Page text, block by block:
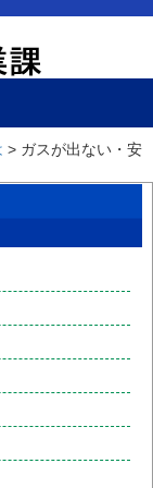
> ガスが出ない・安